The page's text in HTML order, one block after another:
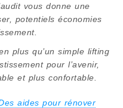
vous donne une
potentiels économies
plus qu’un simple lifting
pour l’avenir,
et plus confortable.
aides pour rénover